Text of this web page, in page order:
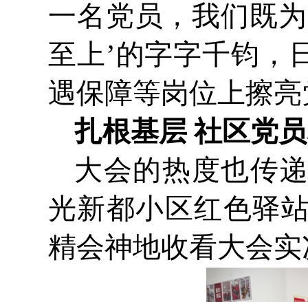
一名党员，我们既
至上’的字字千钧，
遇保障等岗位上擦
扎根基层 社区党
大会的热度也传
光新都小区红色驿
精会神地收看大会